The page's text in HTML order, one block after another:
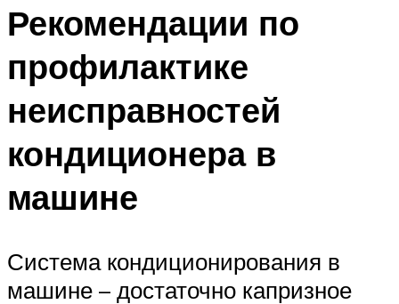
Рекомендации по
профилактике
неисправностей
кондиционера в
машине
Система кондиционирования в
машине – достаточно капризное